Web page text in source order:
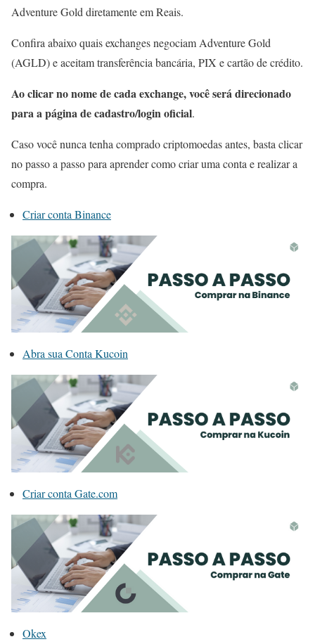
Adventure Gold diretamente em Reais.
Confira abaixo quais exchanges negociam Adventure Gold
(AGLD) e aceitam transferência bancária, PIX e cartão de crédito.
Ao clicar no nome de cada exchange, você será direcionado
para a página de cadastro/login oficial.
Caso você nunca tenha comprado criptomoedas antes, basta clicar
no passo a passo para aprender como criar uma conta e realizar a
compra.
Criar conta Binance
Abra sua Conta Kucoin
Criar conta Gate.com
Okex